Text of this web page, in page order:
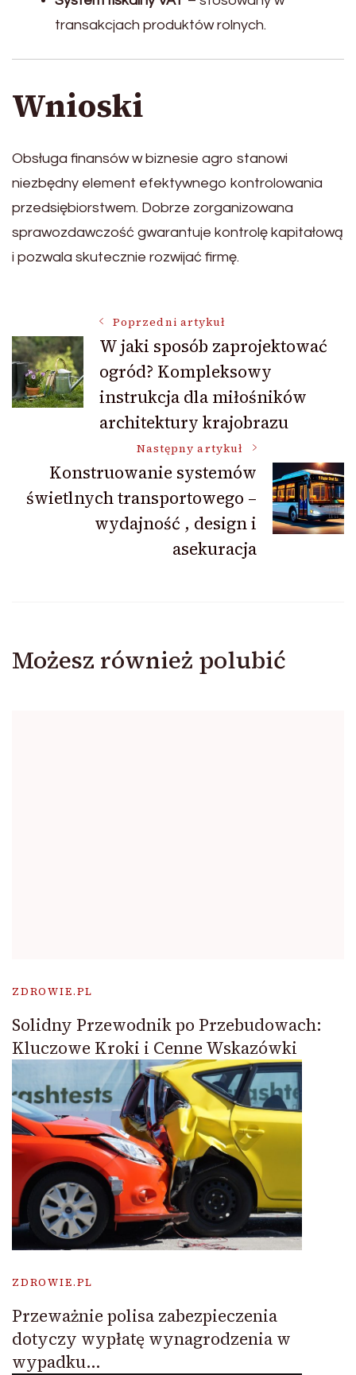
transakcjach produktów rolnych.
Wnioski
Obsługa finansów w biznesie agro stanowi
niezbędny element efektywnego kontrolowania
przedsiębiorstwem. Dobrze zorganizowana
sprawozdawczość gwarantuje kontrolę kapitałową
i pozwala skutecznie rozwijać firmę.
Nawigacja
wpisu
Poprzedni artykuł
W jaki sposób zaprojektować
ogród? Kompleksowy
instrukcja dla miłośników
architektury krajobrazu
Następny artykuł
Konstruowanie systemów
świetlnych transportowego –
wydajność , design i
asekuracja
Możesz również polubić
ZDROWIE.PL
Solidny Przewodnik po Przebudowach:
Kluczowe Kroki i Cenne Wskazówki
ZDROWIE.PL
Przeważnie polisa zabezpieczenia
dotyczy wypłatę wynagrodzenia w
wypadku…